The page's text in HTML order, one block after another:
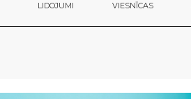
LIDOJUMI VIESNĪCAS